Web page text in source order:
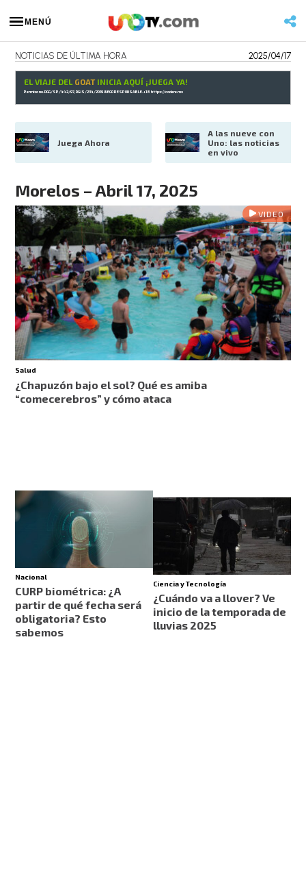
MENÚ
NOTICIAS DE ÚLTIMA HORA 2025/04/17
EL VIAJE DEL GOATINICIA AQUÍ ¡JUEGA YA!
Permiso no. DGG/SP/442/97, DGJS/234/2019 JUEGO RESPONSABLE. +18 https://codere.mx
Juega Ahora
A las nueve con
Uno: las noticias
en vivo
Morelos – Abril 17, 2025
VIDEO
Salud
¿Chapuzón bajo el sol? Qué es amiba
“comecerebros” y cómo ataca
Nacional
CURP biométrica: ¿A
partir de qué fecha será
obligatoria? Esto
sabemos
Ciencia y Tecnología
¿Cuándo va a llover? Ve
inicio de la temporada de
lluvias 2025